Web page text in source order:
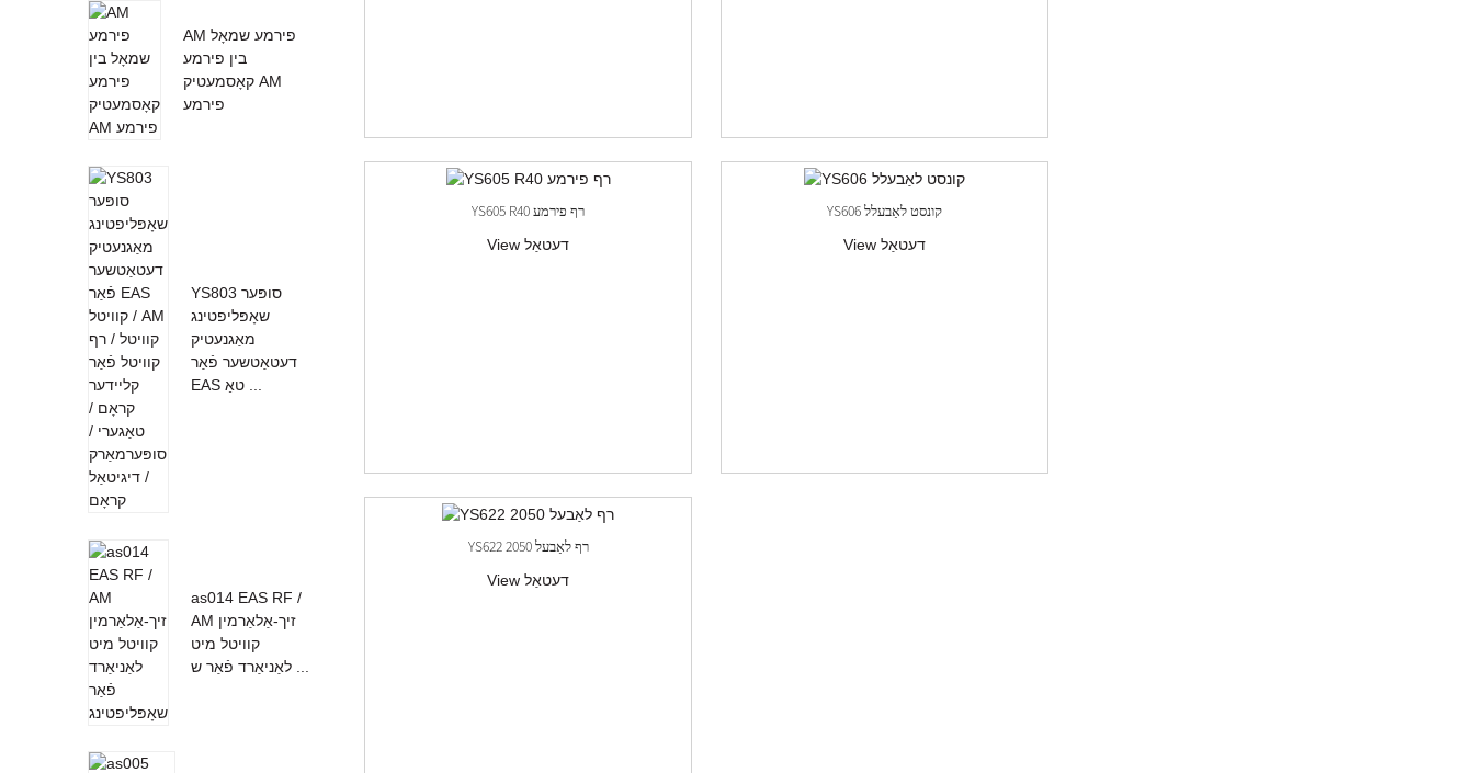
AM פירמע שמאָל
בין פירמע
קאָסמעטיק AM
פירמע
YS803 סופּער
שאָפּליפטינג
מאַגנעטיק
דעטאַטשער פֿאַר
EAS טאַ ...
as014 EAS RF /
AM זיך-אַלאַרמין
קוויטל מיט
לאַניאַרד פֿאַר ש ...
YS605 R40 רף פירמע
View דעטאַל
YS606 קונסט לאַבעלל
View דעטאַל
YS622 2050 רף לאַבעל
View דעטאַל